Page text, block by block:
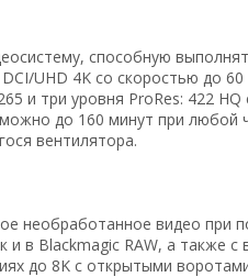
способную
UHD 4K со скоростью до 60
и три уровня ProRes: 422
до 160 минут при любой
вентилятора.
необработанное видео при
и в Blackmagic RAW, а также
до 8K с открытыми